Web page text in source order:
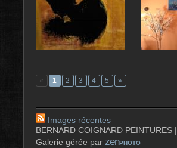
« 1 2 3 4 5 »
Images récentes
BERNARD COIGNARD PEINTURES |
Galerie gérée par zenPHOTO